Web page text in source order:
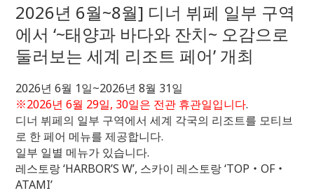
2026년 6월~8월] 디너 뷔페 일부 구역
에서 ‘~태양과 바다와 잔치~ 오감으로
둘러보는 세계 리조트 페어’ 개최
2026년 6월 1일~2026년 8월 31일
※2026년 6월 29일, 30일은 전관 휴관일입니다.
디너 뷔페의 일부 구역에서 세계 각국의 리조트를 모티브
로 한 페어 메뉴를 제공합니다.
일부 일별 메뉴가 있습니다.
레스토랑 ‘HARBOR’S W’, 스카이 레스토랑 ‘TOP・OF・
ATAMI’